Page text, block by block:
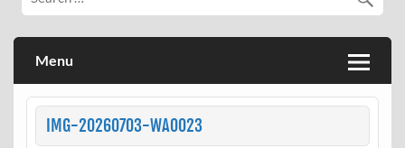
Menu
IMG-20260703-WA0023